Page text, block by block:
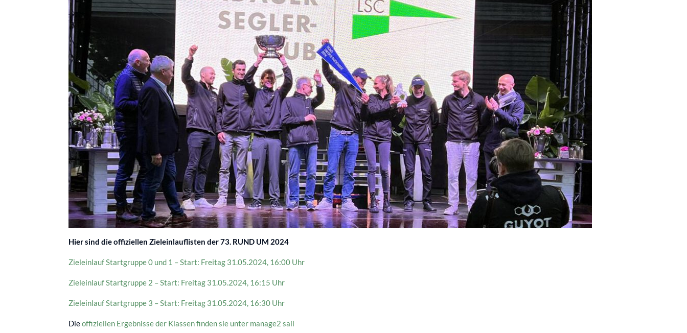
Hier sind die offiziellen Zieleinlauflisten der 73. RUND UM 2024
Zieleinlauf Startgruppe 0 und 1 – Start: Freitag 31.05.2024, 16:00 Uhr
Zieleinlauf Startgruppe 2 – Start: Freitag 31.05.2024, 16:15 Uhr
Zieleinlauf Startgruppe 3 – Start: Freitag 31.05.2024, 16:30 Uhr
Dieoffiziellen Ergebnisse der Klassen finden sie unter manage2 sail